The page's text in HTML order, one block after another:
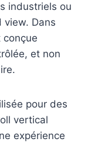
industriels ou
view. Dans
conçue
et non
pour des
vertical
expérience